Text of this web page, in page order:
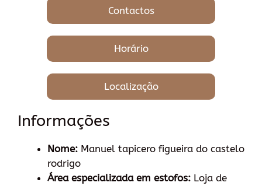
Contactos
Horário
Localização
Informações
Nome: Manuel tapicero figueira do castelo
rodrigo
Área especializada em estofos: Loja de